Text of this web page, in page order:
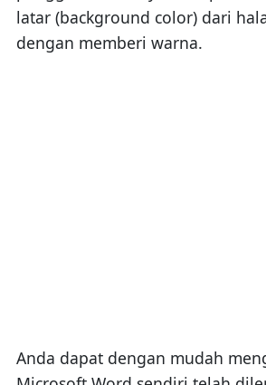
latar (background color) dari
dengan memberi warna.
Anda dapat dengan mudah